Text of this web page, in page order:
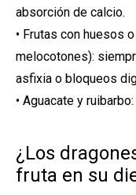
absorción de calcio.
• Frutas con huesos
melocotones):
asfixia o bloqueos
• Aguacate y
¿Los
fruta en su